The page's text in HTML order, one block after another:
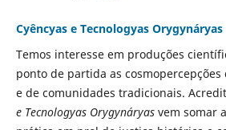
Cyêncyas e Tecnologyas Orygynáryas
Temos interesse em produções
ponto de partida as
e de comunidades tradicionais.
e Tecnologyas Orygynáryasvem somar